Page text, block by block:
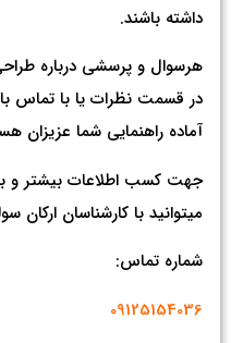
داشته باشند.
هرسوال و پرسشی درباره
در قسمت نظرات یا با تماس با
آماده راهنمایی شما عزیزان
جهت کسب اطلاعات بیشتر و
میتوانید با کارشناسان ارکان
شماره تماس:
09125154036